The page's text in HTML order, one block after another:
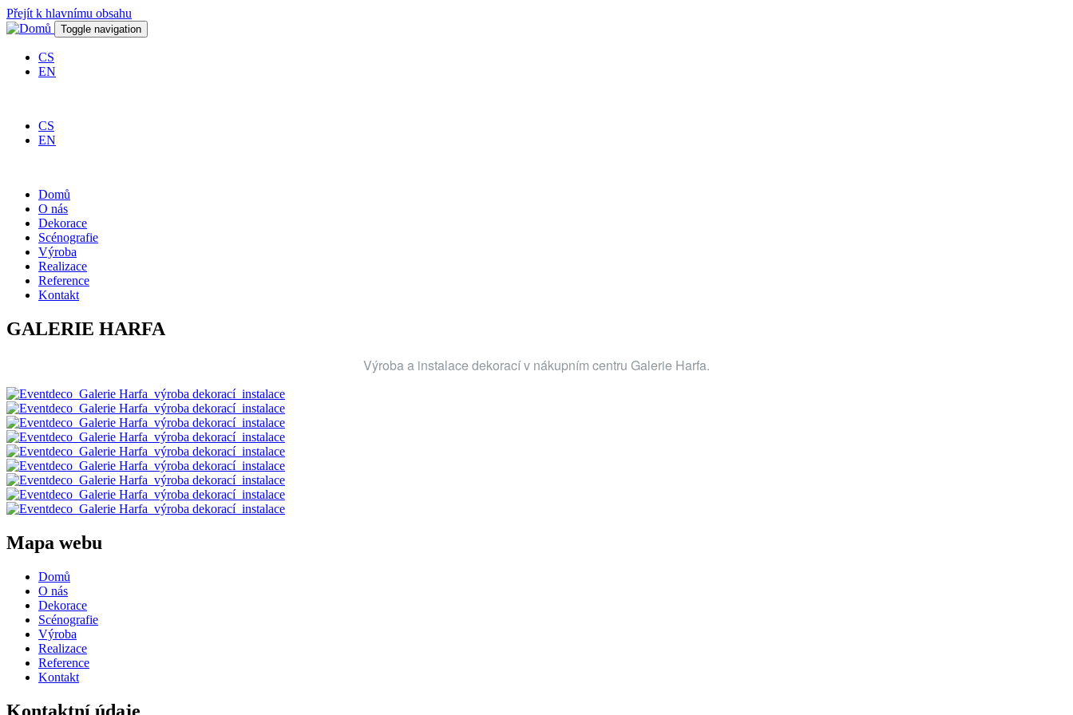
Přejít k hlavnímu obsahu
Toggle navigation
CS
EN
CS
EN
Domů
O nás
Dekorace
Scénografie
Výroba
Realizace
Reference
Kontakt
GALERIE HARFA
Výroba a instalace dekorací v nákupním centru Galerie Harfa.
Mapa webu
Domů
O nás
Dekorace
Scénografie
Výroba
Realizace
Reference
Kontakt
Kontaktní údaje